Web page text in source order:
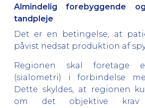
Almindelig forebyggende
tandpleje
Det er en betingelse, at
påvist nedsat produktion af
Regionen skal foretage
(sialometri) i forbindelse
Dette skyldes, at regionen
om det objektive